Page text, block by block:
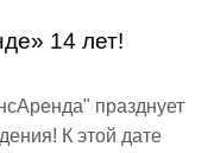
14 лет!
празднует
К этой дате